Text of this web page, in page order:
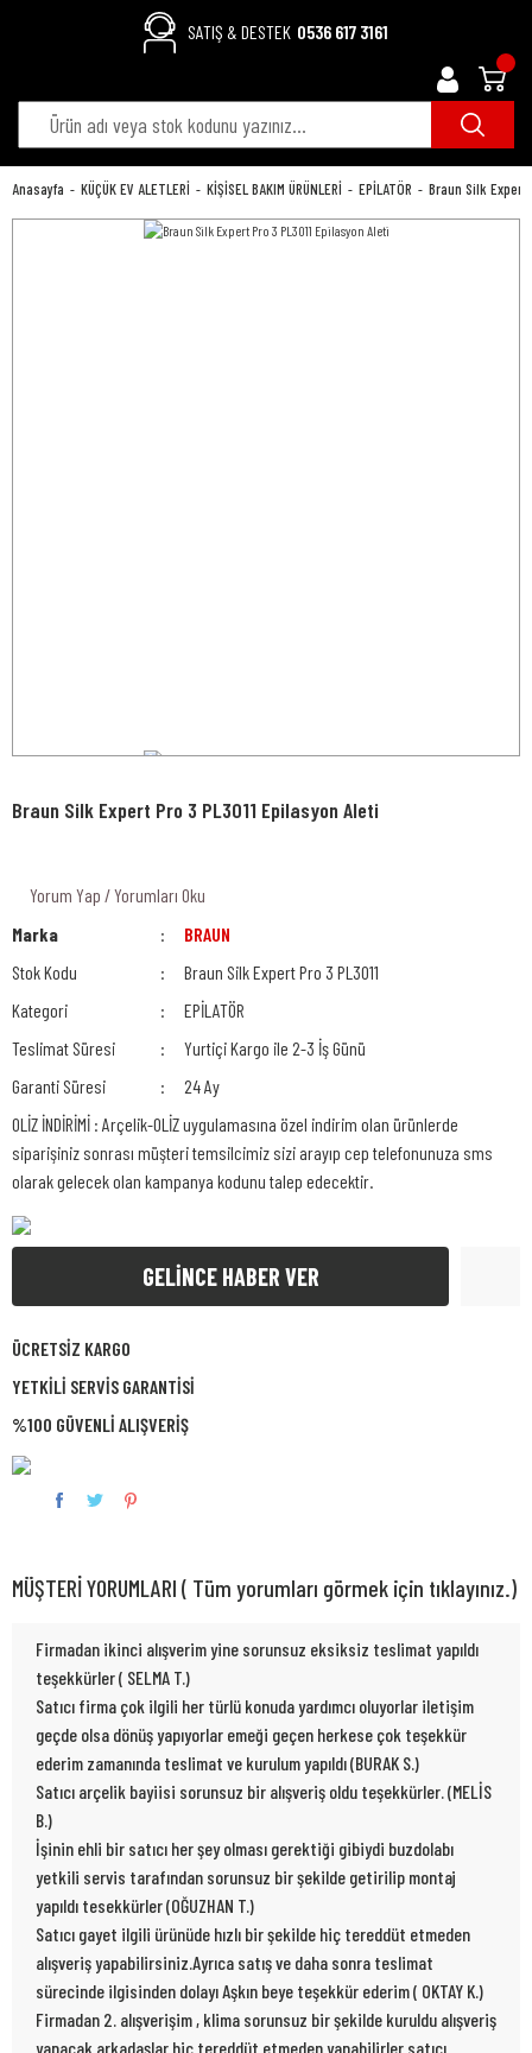
SATIŞ & DESTEK 0536 617 3161
Anasayfa KÜÇÜK EV ALETLERİ KİŞİSEL BAKIM ÜRÜNLERİ EPİLATÖR Braun Silk Expert
Braun Silk Expert Pro 3 PL3011 Epilasyon Aleti
Yorum Yap / Yorumları Oku
Marka
BRAUN
Stok Kodu
Braun Silk Expert Pro 3 PL3011
Kategori
EPİLATÖR
Teslimat Süresi
Yurtiçi Kargo ile 2-3 İş Günü
Garanti Süresi
24 Ay
OLİZ İNDİRİMİ : Arçelik-OLİZ uygulamasına özel indirim olan ürünlerde
siparişiniz sonrası müşteri temsilcimiz sizi arayıp cep telefonunuza sms
olarak gelecek olan kampanya kodunu talep edecektir.
GELİNCE HABER VER
ÜCRETSİZ KARGO
YETKİLİ SERVİS GARANTİSİ
%100 GÜVENLİ ALIŞVERİŞ
MÜŞTERİ YORUMLARI ( Tüm yorumları görmek için tıklayınız.)
Firmadan ikinci alışverim yine sorunsuz eksiksiz teslimat yapıldı
teşekkürler ( SELMA T.)
Satıcı firma çok ilgili her türlü konuda yardımcı oluyorlar iletişim
geçde olsa dönüş yapıyorlar emeği geçen herkese çok teşekkür
ederim zamanında teslimat ve kurulum yapıldı (BURAK S.)
Satıcı arçelik bayiisi sorunsuz bir alışveriş oldu teşekkürler. (MELİS
B.)
İşinin ehli bir satıcı her şey olması gerektiği gibiydi buzdolabı
yetkili servis tarafından sorunsuz bir şekilde getirilip montaj
yapıldı tesekkürler (OĞUZHAN T.)
Satıcı gayet ilgili ürünüde hızlı bir şekilde hiç tereddüt etmeden
alışveriş yapabilirsiniz.Ayrıca satış ve daha sonra teslimat
sürecinde ilgisinden dolayı Aşkın beye teşekkür ederim ( OKTAY K.)
Firmadan 2. alışverişim , klima sorunsuz bir şekilde kuruldu alışveriş
yapacak arkadaşlar hiç tereddüt etmeden yapabilirler satıcı